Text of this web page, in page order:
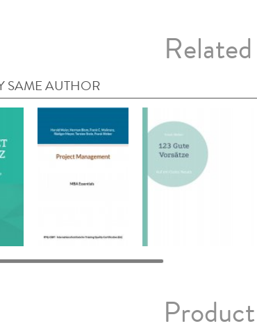
SAME AUTHOR